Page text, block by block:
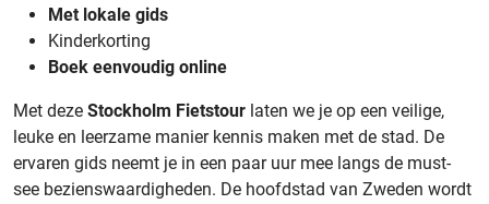
Met lokale gids
Kinderkorting
Boek eenvoudig online
Met deze Stockholm Fietstour laten we je op een veilige,
leuke en leerzame manier kennis maken met de stad. De
ervaren gids neemt je in een paar uur mee langs de must-
see bezienswaardigheden. De hoofdstad van Zweden wordt